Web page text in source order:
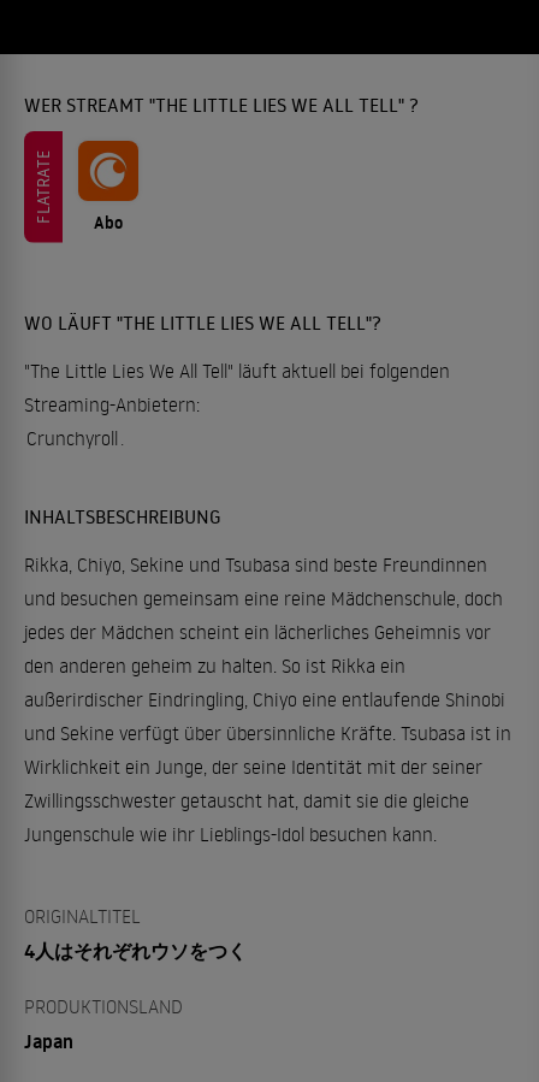
WER STREAMT "THE LITTLE LIES WE ALL TELL" ?
FLATRATE Abo
WO LÄUFT "THE LITTLE LIES WE ALL TELL"?
"The Little Lies We All Tell" läuft aktuell bei folgenden
Streaming-Anbietern:
Crunchyroll
INHALTSBESCHREIBUNG
Rikka, Chiyo, Sekine und Tsubasa sind beste Freundinnen
und besuchen gemeinsam eine reine Mädchenschule, doch
jedes der Mädchen scheint ein lächerliches Geheimnis vor
den anderen geheim zu halten. So ist Rikka ein
außerirdischer Eindringling, Chiyo eine entlaufende Shinobi
und Sekine verfügt über übersinnliche Kräfte. Tsubasa ist in
Wirklichkeit ein Junge, der seine Identität mit der seiner
Zwillingsschwester getauscht hat, damit sie die gleiche
Jungenschule wie ihr Lieblings-Idol besuchen kann.
ORIGINALTITEL
4人はそれぞれウソをつく
PRODUKTIONSLAND
Japan